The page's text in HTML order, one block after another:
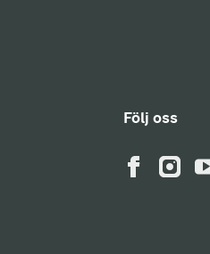
Följ oss